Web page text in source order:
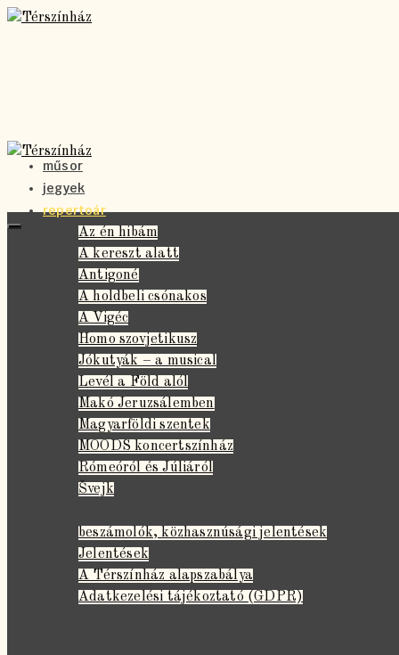
műsor
jegyek
repertoár
Az én hibám
A kereszt alatt
Antigoné
A holdbeli csónakos
A Vigéc
Homo szovjetikusz
Jókutyák – a musical
Levél a Föld alól
Makó Jeruzsálemben
Magyarföldi szentek
MOODS koncertszínház
Rómeóról és Júliáról
Švejk
beszámolók, közhasznúsági jelentések
Jelentések
A Térszínház alapszabálya
Adatkezelési tájékoztató (GDPR)